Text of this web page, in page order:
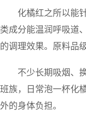
化橘红之所以能
类成分能温润呼吸道
的调理效果。原料品
不少长期吸烟、
班族，日常泡一杯化
外的身体负担。